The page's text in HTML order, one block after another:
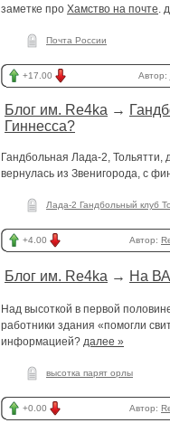
заметке про Хамство на почте.
Почта России
+17.00 Автор:
Блог им. Re4ka →
Гиннесса?
Гандбольная Лада-2,
вернулась из Звенигорода, с
Лада-2 Гандбольный клуб
+4.00 Автор:
Блог им. Re4ka → На
Над высоткой в первой
работники здания «помогли
информацией? далее »
высотка парят орлы
+0.00 Автор: